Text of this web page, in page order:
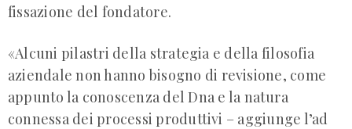
fissazione del fondatore.
«Alcuni pilastri della strategia e della filosofia
aziendale non hanno bisogno di revisione, come
appunto la conoscenza del Dna e la natura
connessa dei processi produttivi – aggiunge l’ad